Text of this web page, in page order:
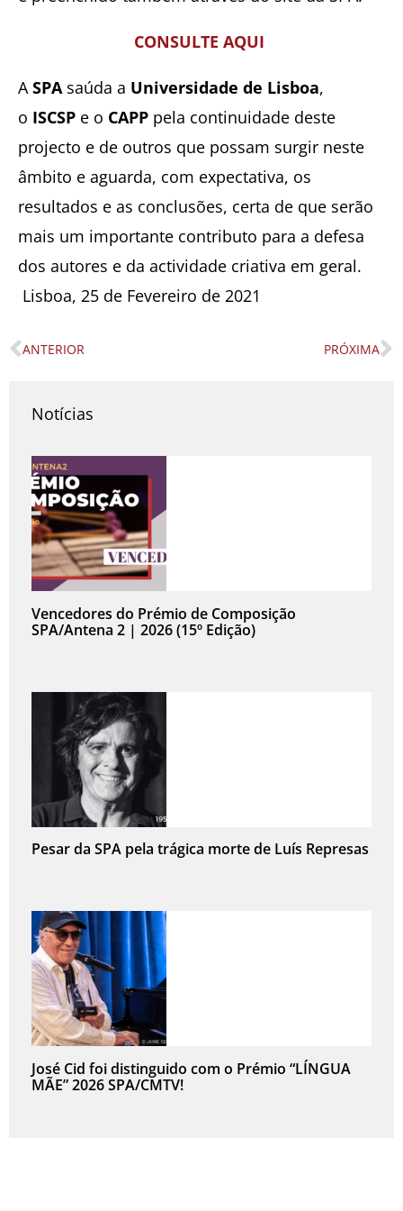
CONSULTE AQUI
ASPA saúda a Universidade de Lisboa,
o ISCSP e o CAPP pela continuidade deste
projecto e de outros que possam surgir neste
âmbito e aguarda, com expectativa, os
resultados e as conclusões, certa de que serão
mais um importante contributo para a defesa
dos autores e da actividade criativa em geral.
Lisboa, 25 de Fevereiro de 2021
Prev
ANTERIOR PRÓXIMA
Notícias
Vencedores do Prémio de Composição
SPA/Antena 2 | 2026 (15º Edição)
Pesar da SPA pela trágica morte de Luís Represas
José Cid foi distinguido com o Prémio “LÍNGUA
MÃE” 2026 SPA/CMTV!